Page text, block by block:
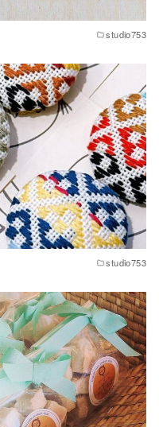
studio753
studio753